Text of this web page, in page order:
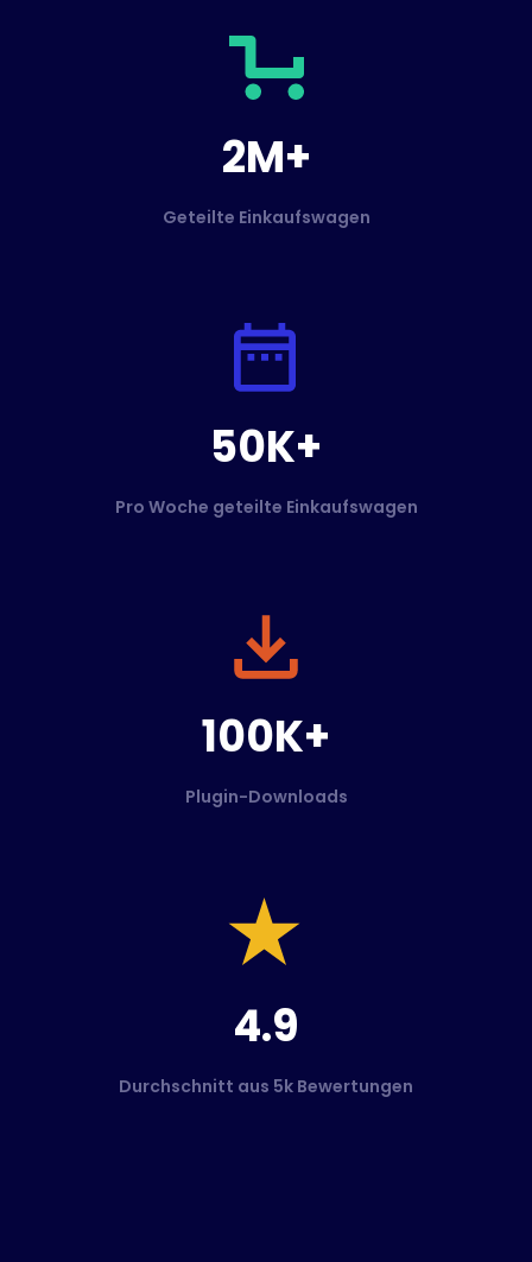
2M+
Geteilte Einkaufswagen
50K+
Pro Woche geteilte Einkaufswagen
100K+
Plugin-Downloads
4.9
Durchschnitt aus 5k Bewertungen